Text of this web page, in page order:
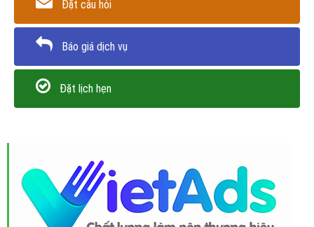
Đặt câu hỏi
Báo giá dịch vụ
Đặt lịch hẹn